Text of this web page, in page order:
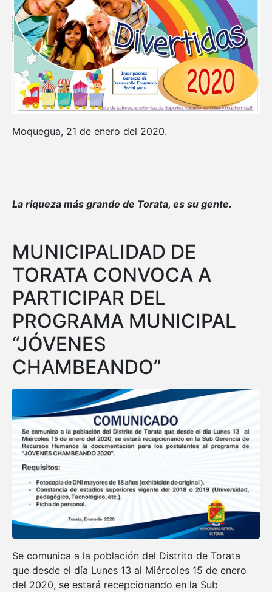
Moquegua, 21 de enero del 2020.
La riqueza más grande de Torata, es su gente.
MUNICIPALIDAD DE
TORATA CONVOCA A
PARTICIPAR DEL
PROGRAMA MUNICIPAL
“JÓVENES
CHAMBEANDO”
Se comunica a la población del Distrito de Torata
que desde el día Lunes 13 al Miércoles 15 de enero
del 2020, se estará recepcionando en la Sub